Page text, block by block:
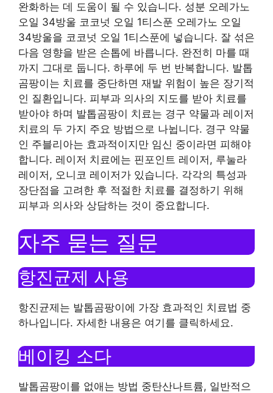
완화하는 데 도움이 될 수 있습니다. 성분 오레가노
오일 34방울 코코넛 오일 1티스푼 오레가노 오일
34방울을 코코넛 오일 1티스푼에 넣습니다. 잘 섞은
다음 영향을 받은 손톱에 바릅니다. 완전히 마를 때
까지 그대로 둡니다. 하루에 두 번 반복합니다. 발톱
곰팡이는 치료를 중단하면 재발 위험이 높은 장기적
인 질환입니다. 피부과 의사의 지도를 받아 치료를
받아야 하며 발톱곰팡이 치료는 경구 약물과 레이저
치료의 두 가지 주요 방법으로 나뉩니다. 경구 약물
인 주블리아는 효과적이지만 임신 중이라면 피해야
합니다. 레이저 치료에는 핀포인트 레이저, 루눌라
레이저, 오니코 레이저가 있습니다. 각각의 특성과
장단점을 고려한 후 적절한 치료를 결정하기 위해
피부과 의사와 상담하는 것이 중요합니다.
자주 묻는 질문
항진균제 사용
항진균제는 발톱곰팡이에 가장 효과적인 치료법 중
하나입니다. 자세한 내용은 여기를 클릭하세요.
베이킹 소다
발톱곰팡이를 없애는 방법 중탄산나트륨, 일반적으